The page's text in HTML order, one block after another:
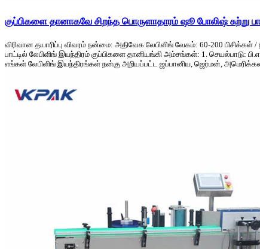
குப்பிகளை தானாகவே சிறந்த பொருளாதாரம் ஷூ போலிஷ் சுற்று
விரிவான தயாரிப்பு விவரம் நன்மை: அதிவேக லேபிளிங் வேகம்: 60-200
பாட்டில் லேபிளிங் இயந்திரம் குப்பிகளை தானியங்கி அம்சங்கள்: 1. செயல்பாடு:
எங்கள் லேபிளிங் இயந்திரங்கள் நன்கு அறியப்பட்ட ஜப்பானிய, ஜெர்மன்,